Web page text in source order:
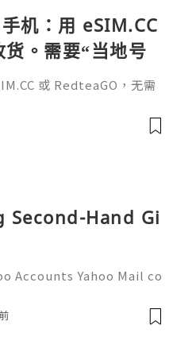
机：用 eSIM.CC
。需要“当地号
卖、客户联
或 RedteaGO，无需
信套餐）。长期多国移动办
，一次收货长期使用，
Hand Gi
Accounts Yahoo Mail co
and online a